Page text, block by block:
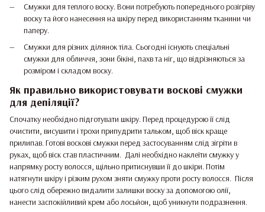
Смужки для теплого воску. Вони потребують попереднього розігріву
воску та його нанесення на шкіру перед використанням тканини чи
паперу.
Смужки для різних ділянок тіла. Сьогодні існують спеціальні
смужки для обличчя, зони бікіні, пахв та ніг, що відрізняються за
розміром і складом воску.
Як правильно використовувати воскові смужки
для депіляції?
Спочатку необхідно підготувати шкіру. Перед процедурою її слід
очистити, висушити і трохи припудрити тальком, щоб віск краще
прилипав. Готові воскові смужки перед застосуванням слід зігріти в
руках, щоб віск став пластичним. Далі необхідно наклеїти смужку у
напрямку росту волосся, щільно притиснувши її до шкіри. Потім
натягнути шкіру і різким рухом зняти смужку проти росту волосся. Після
цього слід обережно видалити залишки воску за допомогою олії,
нанести заспокійливий крем або лосьйон, щоб уникнути подразнення.